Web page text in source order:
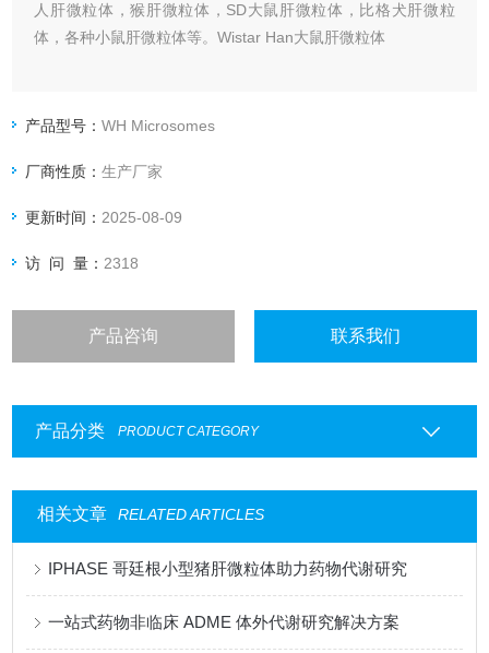
人肝微粒体，猴肝微粒体，SD大鼠肝微粒体，比格犬肝微粒
体，各种小鼠肝微粒体等。Wistar Han大鼠肝微粒体
产品型号：WH Microsomes
厂商性质：生产厂家
更新时间： 2025-08-09
访 问 量： 2318
产品咨询 联系我们
产品分类 PRODUCT CATEGORY
相关文章 RELATED ARTICLES
IPHASE 哥廷根小型猪肝微粒体助力药物代谢研究
一站式药物非临床 ADME 体外代谢研究解决方案